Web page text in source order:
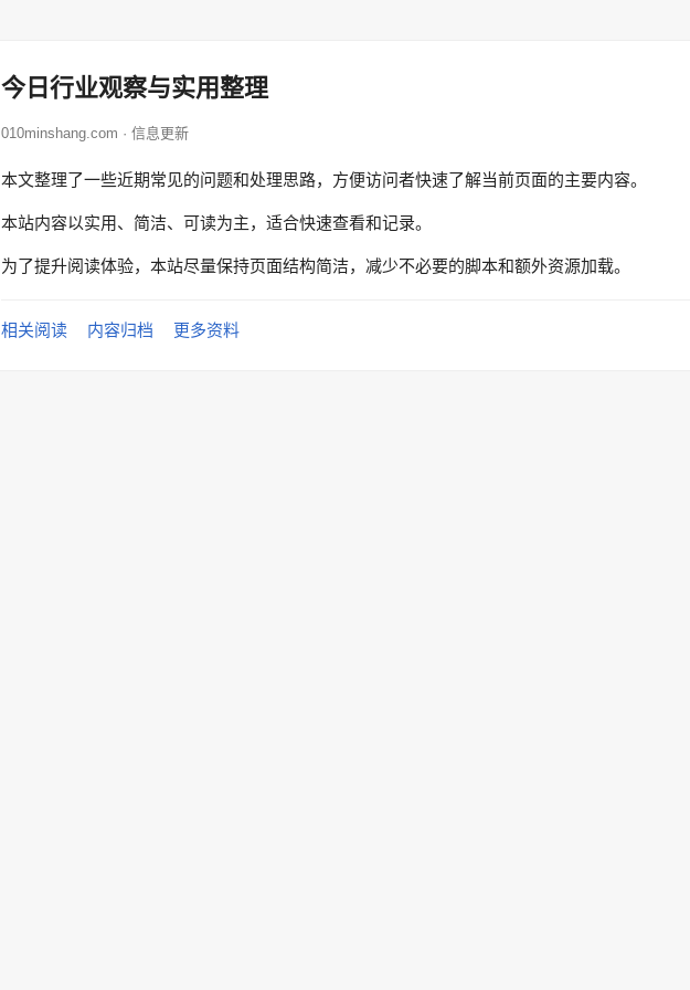
今日行业观察与实用整理
010minshang.com · 信息更新
本文整理了一些近期常见的问题和处理思路，方便访问者快速了解当前页面的主要内容。
本站内容以实用、简洁、可读为主，适合快速查看和记录。
为了提升阅读体验，本站尽量保持页面结构简洁，减少不必要的脚本和额外资源加载。
相关阅读 内容归档 更多资料